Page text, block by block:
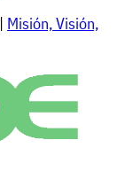
| Misión, Visión,